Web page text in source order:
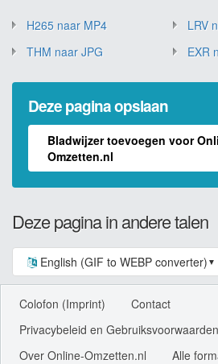
H265 naar MP4
LRV
THM naar JPG
EXR
Deze pagina opslaan
Bladwijzer toevoegen voor
Omzetten.nl
Deze pagina in andere talen
English (GIF to WEBP converter) ▼
Colofon (Imprint)
Contact
Privacybeleid en Gebruiksvoorwaarden
Over Online-Omzetten.nl
Alle